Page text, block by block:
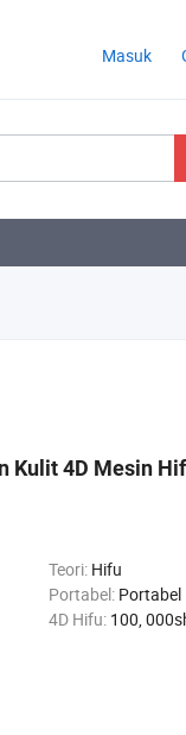
Masuk
Kulit 4D Mesin
Teori: Hifu
Portabel: Portabel
4D Hifu: 100,